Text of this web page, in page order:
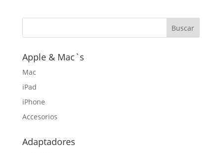
Apple & Mac`s
Mac
iPad
iPhone
Accesorios
Adaptadores